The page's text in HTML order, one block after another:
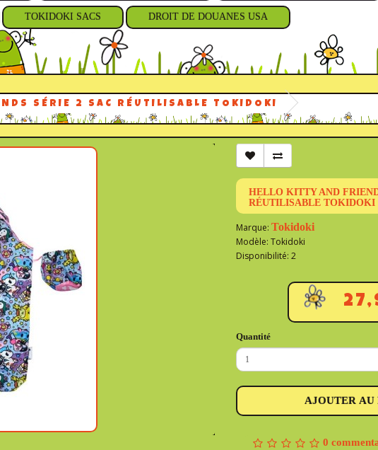
TOKIDOKI SACS DROIT DE DOUANES USA
SÉRIE 2 SAC RÉUTILISABLE TOKIDOKI
HELLO KITTY AND
RÉUTILISABLE TOKIDOKI
Marque:Tokidoki
Modèle: Tokidoki
Disponibilité: 2
Quantité
AJOUTER AU
0